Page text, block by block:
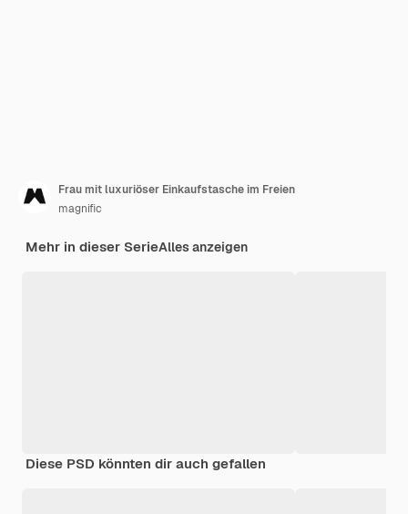
Frau mit luxuriöser Einkaufstasche im Freien
magnific
Mehr in dieser SerieAlles anzeigen
Diese PSD könnten dir auch gefallen